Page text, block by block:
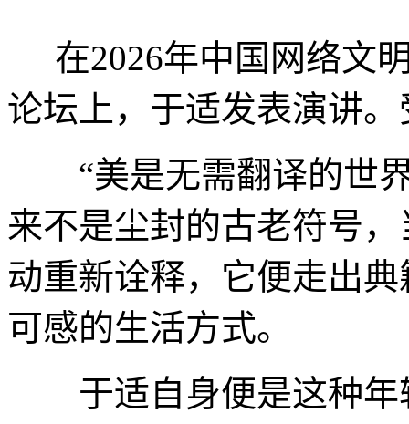
在2026年中国网络文
论坛上，于适发表演讲
“美是无需翻译的世界
来不是尘封的古老符号
动重新诠释，它便走出
可感的生活方式。
于适自身便是这种年